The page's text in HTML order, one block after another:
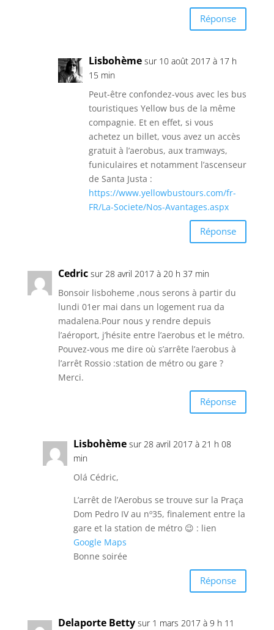
Réponse
Lisbohème sur 10 août 2017 à 17 h
15 min
Peut-être confondez-vous avec les bus
touristiques Yellow bus de la même
compagnie. Et en effet, si vous
achetez un billet, vous avez un accès
gratuit à l’aerobus, aux tramways,
funiculaires et notamment l’ascenseur
de Santa Justa :
https://www.yellowbustours.com/fr-
FR/La-Societe/Nos-Avantages.aspx
Réponse
Cedric sur 28 avril 2017 à 20 h 37 min
Bonsoir lisboheme ,nous serons à partir du
lundi 01er mai dans un logement rua da
madalena.Pour nous y rendre depuis
l’aéroport, j’hésite entre l’aerobus et le métro.
Pouvez-vous me dire où s’arrête l’aerobus à
l’arrêt Rossio :station de métro ou gare ?
Merci.
Réponse
Lisbohème sur 28 avril 2017 à 21 h 08
min
Olá Cédric,
L’arrêt de l’Aerobus se trouve sur la Praça
Dom Pedro IV au nº35, finalement entre la
gare et la station de métro 😉 : lien
Google Maps
Bonne soirée
Réponse
Delaporte Betty sur 1 mars 2017 à 9 h 11